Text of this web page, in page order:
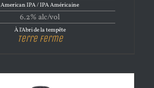
American IPA / IPA Américaine
6.2% alc/vol
À l'Abri de la tempête
Terre Ferme